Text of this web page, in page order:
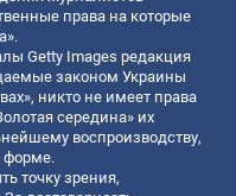
права на которые
Getty Images редакция
законом Украины
никто не имеет права
середина» их
воспроизводству,
форме.
точку зрения,